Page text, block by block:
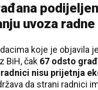
uvoza
koje je objavila
BiH, čak 67 odsto
nisu prijetnja
da strani radnici